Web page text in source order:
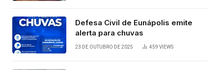
Defesa Civil de Eunápolis emite
alerta para chuvas
23 DE OUTUBRO DE 2025 459 VIEWS